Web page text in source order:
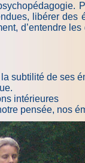
libérer
d’entendre
subtilité de ses
intérieures
pensée, nos